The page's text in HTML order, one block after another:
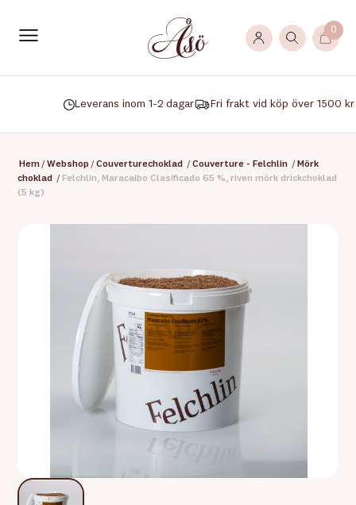
0
Leverans inom 1-2 dagar Fri frakt vid köp över 1500 kr
Hem / Webshop / Couverturechoklad / Couverture - Felchlin / Mörk
choklad
/ Felchlin, Maracaibo Clasificado 65 %, riven mörk drickchoklad
(5 kg)